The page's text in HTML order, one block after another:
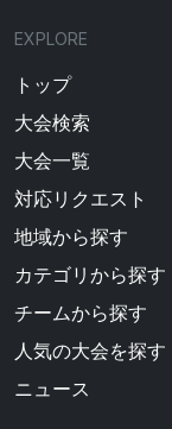
EXPLORE
トップ
大会検索
大会一覧
対応リクエスト
地域から探す
カテゴリから探す
チームから探す
人気の大会を探す
ニュース